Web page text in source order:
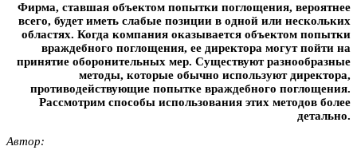
Фирма, ставшая объектом попытки поглощения, вероятнее
всего, будет иметь слабые позиции в одной или нескольких
областях. Когда компания оказывается объектом попытки
враждебного поглощения, ее директора могут пойти на
принятие оборонительных мер. Существуют разнообразные
методы, которые обычно используют директора,
противодействующие попытке враждебного поглощения.
Рассмотрим способы использования этих методов более
детально.
Автор: